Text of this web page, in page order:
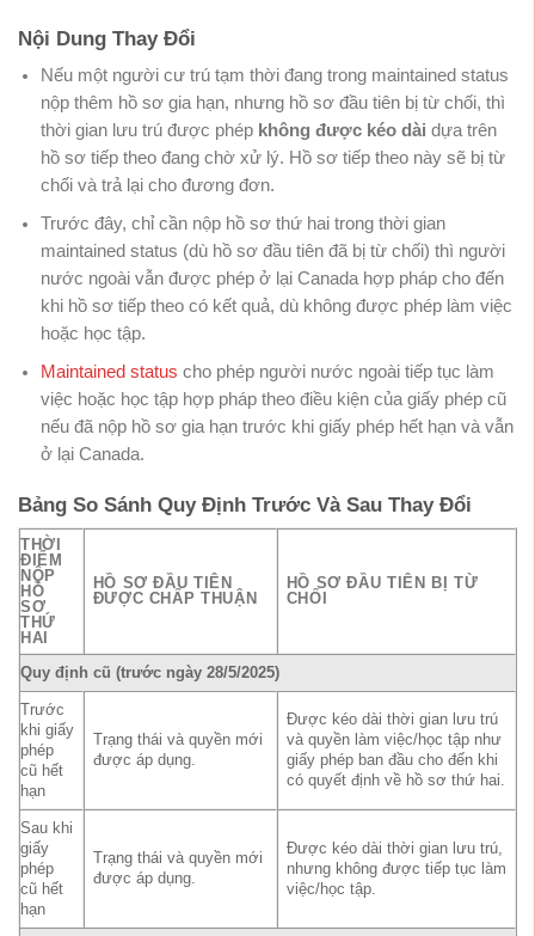
Nội Dung Thay Đổi
Nếu một người cư trú tạm thời đang trong maintained status
nộp thêm hồ sơ gia hạn, nhưng hồ sơ đầu tiên bị từ chối, thì
thời gian lưu trú được phép không được kéo dài dựa trên
hồ sơ tiếp theo đang chờ xử lý. Hồ sơ tiếp theo này sẽ bị từ
chối và trả lại cho đương đơn.
Trước đây, chỉ cần nộp hồ sơ thứ hai trong thời gian
maintained status (dù hồ sơ đầu tiên đã bị từ chối) thì người
nước ngoài vẫn được phép ở lại Canada hợp pháp cho đến
khi hồ sơ tiếp theo có kết quả, dù không được phép làm việc
hoặc học tập.
Maintained status cho phép người nước ngoài tiếp tục làm
việc hoặc học tập hợp pháp theo điều kiện của giấy phép cũ
nếu đã nộp hồ sơ gia hạn trước khi giấy phép hết hạn và vẫn
ở lại Canada.
Bảng So Sánh Quy Định Trước Và Sau Thay Đổi
THỜI
ĐIỂM
NỘP
HỒ
SƠ
THỨ
HAI
HỒ SƠ ĐẦU TIÊN
ĐƯỢC CHẤP THUẬN
HỒ SƠ ĐẦU TIÊN BỊ TỪ
CHỐI
Quy định cũ (trước ngày 28/5/2025)
Trước
khi giấy
phép
cũ hết
hạn
Trạng thái và quyền mới
được áp dụng.
Được kéo dài thời gian lưu trú
và quyền làm việc/học tập như
giấy phép ban đầu cho đến khi
có quyết định về hồ sơ thứ hai.
Sau khi
giấy
phép
cũ hết
hạn
Trạng thái và quyền mới
được áp dụng.
Được kéo dài thời gian lưu trú,
nhưng không được tiếp tục làm
việc/học tập.